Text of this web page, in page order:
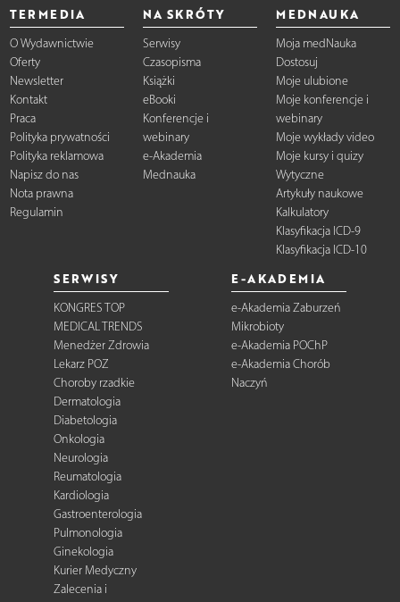
TERMEDIA
O Wydawnictwie
Oferty
Newsletter
Kontakt
Praca
Polityka prywatności
Polityka reklamowa
Napisz do nas
Nota prawna
Regulamin
NA SKRÓTY
Serwisy
Czasopisma
Książki
eBooki
Konferencje i
webinary
e-Akademia
Mednauka
MEDNAUKA
Moja medNauka
Dostosuj
Moje ulubione
Moje konferencje i
webinary
Moje wykłady video
Moje kursy i quizy
Wytyczne
Artykuły naukowe
Kalkulatory
Klasyfikacja ICD-9
Klasyfikacja ICD-10
SERWISY
KONGRES TOP
MEDICAL TRENDS
Menedżer Zdrowia
Lekarz POZ
Choroby rzadkie
Dermatologia
Diabetologia
Onkologia
Neurologia
Reumatologia
Kardiologia
Gastroenterologia
Pulmonologia
Ginekologia
Kurier Medyczny
Zalecenia i
E-AKADEMIA
e-Akademia Zaburzeń
Mikrobioty
e-Akademia POChP
e-Akademia Chorób
Naczyń